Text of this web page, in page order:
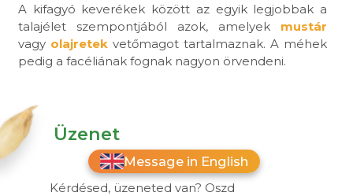
A kifagyó keverékek között az egyik legjobbak a
talajélet szempontjából azok, amelyek mustár
vagy olajretek vetőmagot tartalmaznak. A méhek
pedig a facéliának fognak nagyon örvendeni.
Üzenet
Message in English
Kérdésed, üzeneted van? Oszd